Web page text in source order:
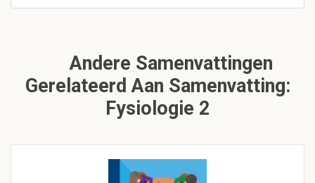
Andere Samenvattingen
Gerelateerd Aan Samenvatting:
Fysiologie 2